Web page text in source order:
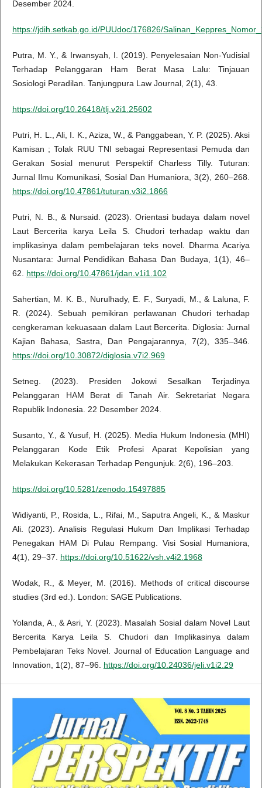
Desember 2024.
https://jdih.setkab.go.id/PUUdoc/176826/
Putra, M. Y., & Irwansyah, I. (2019). Penyelesaian Non-Yudisial
Terhadap Pelanggaran Ham Berat Masa Lalu: Tinjauan
Sosiologi Peradilan. Tanjungpura Law Journal, 2(1), 43.
https://doi.org/10.26418/tlj.v2i1.25602
Putri, H. L., Ali, I. K., Aziza, W., & Panggabean, Y. P. (2025). Aksi
Kamisan ; Tolak RUU TNI sebagai Representasi Pemuda dan
Gerakan Sosial menurut Perspektif Charless Tilly. Tuturan:
Jurnal Ilmu Komunikasi, Sosial Dan Humaniora, 3(2), 260–268.
https://doi.org/10.47861/tuturan.v3i2.1866
Putri, N. B., & Nursaid. (2023). Orientasi budaya dalam novel
Laut Bercerita karya Leila S. Chudori terhadap waktu dan
implikasinya dalam pembelajaran teks novel. Dharma Acariya
Nusantara: Jurnal Pendidikan Bahasa Dan Budaya, 1(1), 46–
62. https://doi.org/10.47861/jdan.v1i1.102
Sahertian, M. K. B., Nurulhady, E. F., Suryadi, M., & Laluna, F.
R. (2024). Sebuah pemikiran perlawanan Chudori terhadap
cengkeraman kekuasaan dalam Laut Bercerita. Diglosia: Jurnal
Kajian Bahasa, Sastra, Dan Pengajarannya, 7(2), 335–346.
https://doi.org/10.30872/diglosia.v7i2.969
Setneg. (2023). Presiden Jokowi Sesalkan Terjadinya
Pelanggaran HAM Berat di Tanah Air. Sekretariat Negara
Republik Indonesia. 22 Desember 2024.
Susanto, Y., & Yusuf, H. (2025). Media Hukum Indonesia (MHI)
Pelanggaran Kode Etik Profesi Aparat Kepolisian yang
Melakukan Kekerasan Terhadap Pengunjuk. 2(6), 196–203.
https://doi.org/10.5281/zenodo.15497885
Widiyanti, P., Rosida, L., Rifai, M., Saputra Angeli, K., & Maskur
Ali. (2023). Analisis Regulasi Hukum Dan Implikasi Terhadap
Penegakan HAM Di Pulau Rempang. Visi Sosial Humaniora,
4(1), 29–37. https://doi.org/10.51622/vsh.v4i2.1968
Wodak, R., & Meyer, M. (2016). Methods of critical discourse
studies (3rd ed.). London: SAGE Publications.
Yolanda, A., & Asri, Y. (2023). Masalah Sosial dalam Novel Laut
Bercerita Karya Leila S. Chudori dan Implikasinya dalam
Pembelajaran Teks Novel. Journal of Education Language and
Innovation, 1(2), 87–96. https://doi.org/10.24036/jeli.v1i2.29